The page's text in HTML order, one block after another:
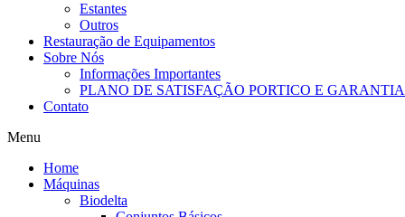
Estantes
Outros
Restauração de Equipamentos
Sobre Nós
Informações Importantes
PLANO DE SATISFAÇÃO PORTICO E
Contato
Menu
Home
Máquinas
Biodelta